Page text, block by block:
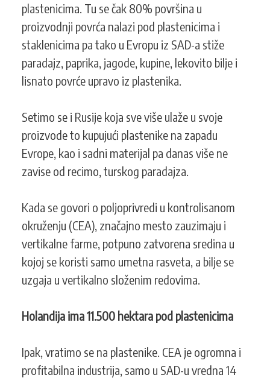
plastenicima. Tu se čak 80% površina u
proizvodnji povrća nalazi pod plastenicima i
staklenicima pa tako u Evropu iz SAD-a stiže
paradajz, paprika, jagode, kupine, lekovito bilje i
lisnato povrće upravo iz plastenika.
Setimo se i Rusije koja sve više ulaže u svoje
proizvode to kupujući plastenike na zapadu
Evrope, kao i sadni materijal pa danas više ne
zavise od recimo, turskog paradajza.
Kada se govori o poljoprivredi u kontrolisanom
okruženju (CEA), značajno mesto zauzimaju i
vertikalne farme, potpuno zatvorena sredina u
kojoj se koristi samo umetna rasveta, a bilje se
uzgaja u vertikalno složenim redovima.
Holandija ima 11.500 hektara pod plastenicima
Ipak, vratimo se na plastenike. CEA je ogromna i
profitabilna industrija, samo u SAD-u vredna 14